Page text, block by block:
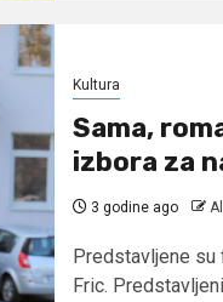
Kultura
Sama,
izbora za
3 godine ago
Predstavljene
Fric.